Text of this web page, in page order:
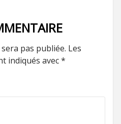
pas publiée. Les
indiqués avec*